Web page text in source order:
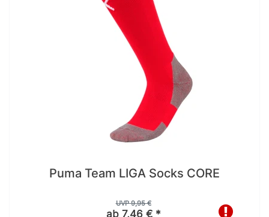
Puma Team LIGA Socks CORE
UVP 9,95 €
ab 7,46 € *